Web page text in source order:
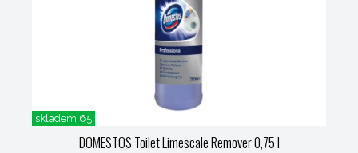
skladem 65
DOMESTOS Toilet Limescale Remover 0,75 l